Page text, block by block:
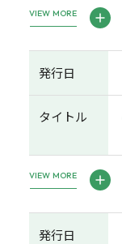
VIEW MORE
発行日
タイトル
VIEW MORE
発行日